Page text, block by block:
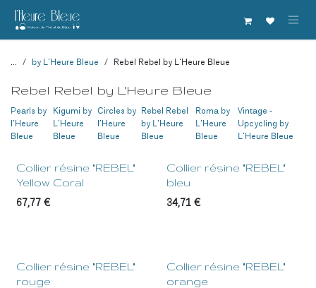
Se rendre au contenu
... by L'Heure Bleue Rebel Rebel by L'Heure Bleue
Rebel Rebel by L'Heure Bleue
Pearls by
l'Heure
Bleue
Kigumi by
L'Heure
Bleue
Circles by
l'Heure
Bleue
Rebel Rebel
by L'Heure
Bleue
Roma by
L'Heure
Bleue
Vintage -
Upcycling by
L'Heure Bleue
Collier résine "REBEL"
Yellow Coral
67,77€
Collier résine "REBEL"
bleu
34,71€
Collier résine "REBEL"
rouge
Collier résine "REBEL"
orange